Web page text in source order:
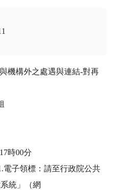
機構外之處遇與連結-對再
時00分
電子領標：請至行政院公共
統」（網